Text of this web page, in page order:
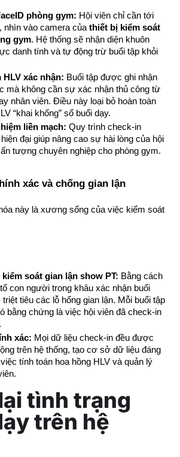
phòng gym: Hội viên chỉ cần tới
nhìn vào camera của thiết bị kiểm soát
gym. Hệ thống sẽ nhận diện khuôn
danh tính và tự động trừ buổi tập khỏi
HLV xác nhận: Buổi tập được ghi nhận
mà không cần sự xác nhận thủ công từ
nhân viên. Điều này loại bỏ hoàn toàn
“khai khống” số buổi dạy.
liền mạch: Quy trình check-in
đại giúp nâng cao sự hài lòng của hội
tượng chuyên nghiệp cho phòng gym.
xác và chống gian lận
này là xương sống của việc kiểm soát
kiểm soát gian lận show PT: Bằng cách
con người trong khâu xác nhận buổi
tiêu các lỗ hổng gian lận. Mỗi buổi tập
bằng chứng là việc hội viên đã check-in
xác: Mọi dữ liệu check-in đều được
trên hệ thống, tạo cơ sở dữ liệu đáng
tính toán hoa hồng HLV và quản lý
tình trạng
trên hệ